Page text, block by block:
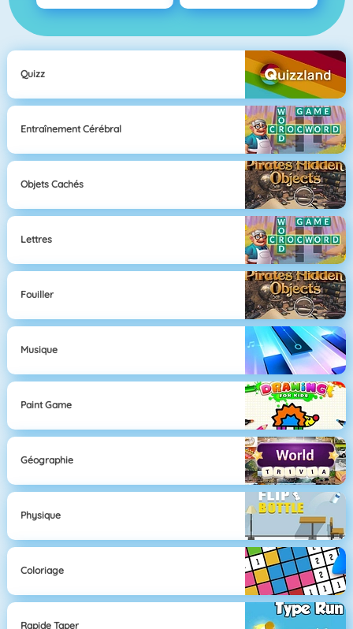
Quizz
Entraînement Cérébral
Objets Cachés
Lettres
Fouiller
Musique
Paint Game
Géographie
Physique
Coloriage
Rapide Taper